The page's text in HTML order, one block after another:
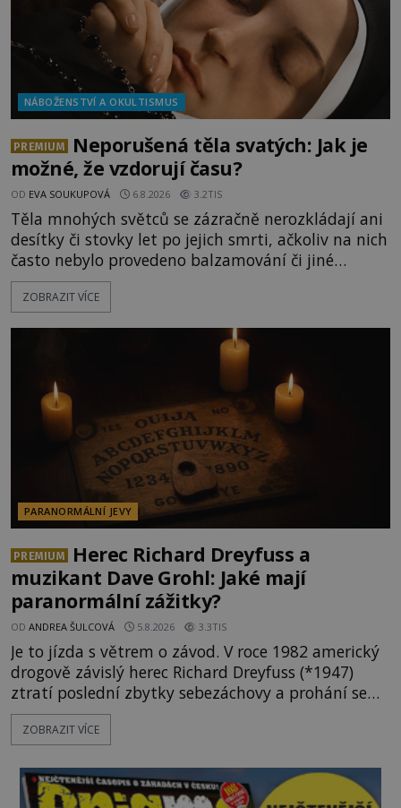
NÁBOŽENSTVÍ A OKULTISMUS
PREMIUM
Neporušená těla svatých: Jak je
možné, že vzdorují času?
OD EVA SOUKUPOVÁ 6.8.2026 3.2TIS
Těla mnohých světců se zázračně nerozkládají ani
desítky či stovky let po jejich smrti, ačkoliv na nich
často nebylo provedeno balzamování či jiné
pokusy o konzervaci. Neporušené ostatky bývají
považovány za důkaz svatosti zemřelých. Jaké
ZOBRAZIT VÍCE
PARANORMÁLNÍ JEVY
PREMIUM
Herec Richard Dreyfuss a
muzikant Dave Grohl: Jaké mají
paranormální zážitky?
OD ANDREA ŠULCOVÁ 5.8.2026 3.3TIS
Je to jízda s větrem o závod. V roce 1982 americký
drogově závislý herec Richard Dreyfuss (*1947)
ztratí poslední zbytky sebezáchovy a prohání se
po silnicích ve svém mercedesu jako utržený ze
řetězu. Vše vyvrcholí katastrofou, když to Dreyfuss
následně nalezne schovaný kokain. Tímto
momentem se slavnému
ZOBRAZIT VÍCE